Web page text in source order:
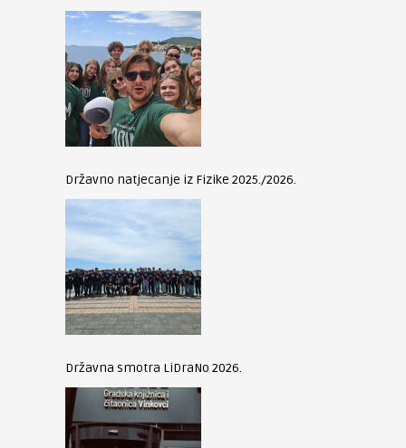
Državno natjecanje iz Fizike 2025./2026.
Državna smotra LiDraNo 2026.